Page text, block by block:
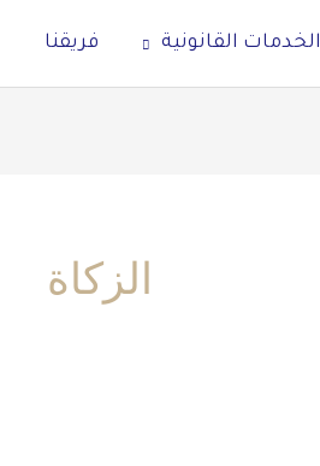
الخدمات القانونية فريقنا
الزكاة